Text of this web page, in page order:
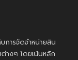
การจัดจำหน่ายสิน
างๆ โดยเน้นหลัก